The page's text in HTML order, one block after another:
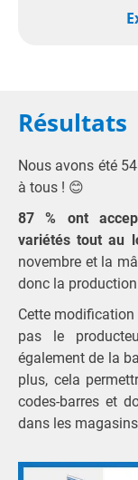
Résultats
Nous avons été
à tous ! 😊
87 % ont
variétés tout au
novembre et la
donc la
Cette modification
pas le
également de la
plus, cela
codes-barres et
dans les